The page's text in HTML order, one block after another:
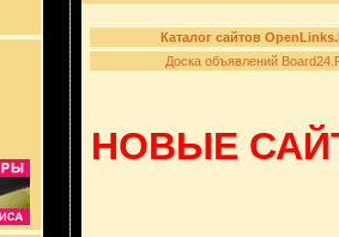
Каталог сайтов
Доска объявлений
НОВЫЕ